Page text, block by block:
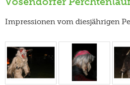
Impressionen vom diesjährigen